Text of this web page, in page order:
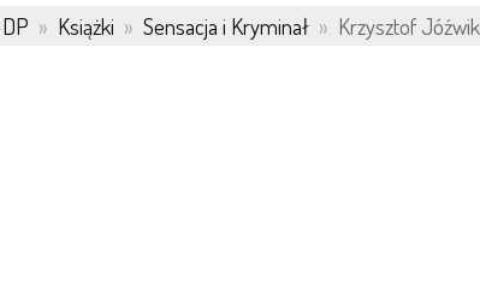
DP » Książki » Sensacja i Kryminał » Krzysztof